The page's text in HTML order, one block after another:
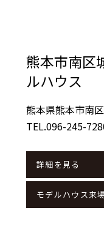
熊本市南区
ルハウス
熊本県熊本市南
TEL.096-245-
詳細を見る
モデルハウス来